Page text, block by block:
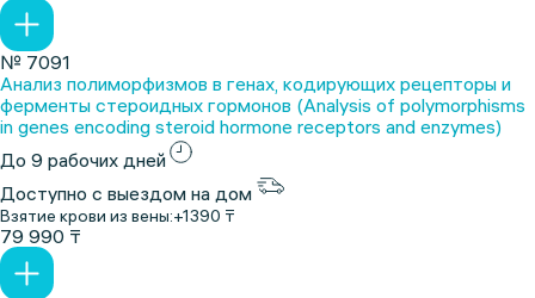
№ 7091
Анализ полиморфизмов в генах, кодирующих рецепторы и
ферменты стероидных гормонов (Analysis of polymorphisms
in genes encoding steroid hormone receptors and enzymes)
До 9 рабочих дней
Доступно с выездом на дом
Взятие крови из вены:+1390 ₸
79 990 ₸